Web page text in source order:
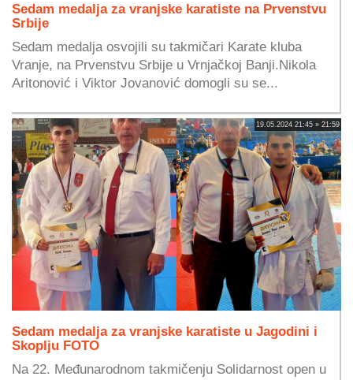
Sedam medalja za vranjske karatiste na Prvenstvu
Srbije
Sedam medalja osvojili su takmičari Karate kluba
Vranje, na Prvenstvu Srbije u Vrnjačkoj Banji.Nikola
Aritonović i Viktor Jovanović domogli su se...
19.05.2024 21:45 » 21:59
Sedam medalja za vranjske karatiste u Jagodini i
Skoplju FOTO
Na 22. Međunarodnom takmičenju Solidarnost open u